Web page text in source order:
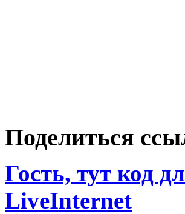
Поделиться
Гость, тут код
LiveInternet